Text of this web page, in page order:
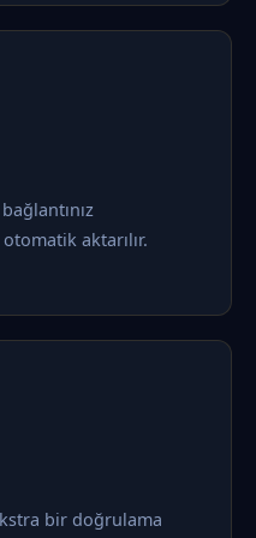
aktarılır.
bir doğrulama